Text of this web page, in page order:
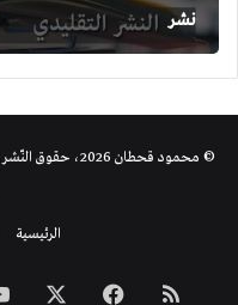
نشر
© محمود قحطان 2026، حقوق النّشر محفوظة على المؤلّف |
الرئيسية
ملخصفيسبوك